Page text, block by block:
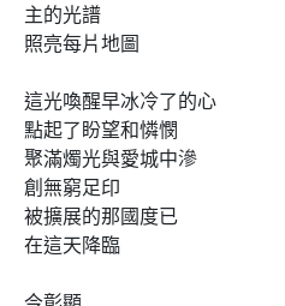
主的光譜
照亮每片地圖
這光喚醒早冰冷了的心
點起了盼望和憐憫
聚滿燭光與愛城中滲
創無窮足印
被擴展的那國度已
在這天降臨